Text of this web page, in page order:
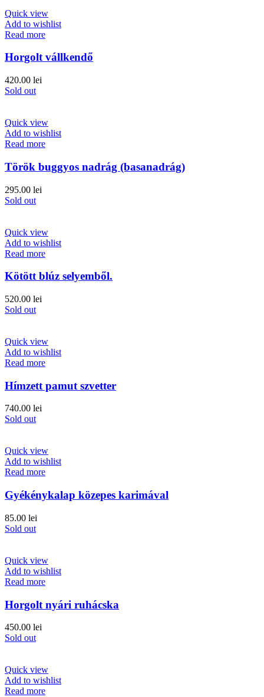
Quick view
Add to wishlist
Read more
Horgolt vállkendő
420.00 lei
Sold out
Quick view
Add to wishlist
Read more
Török buggyos nadrág (basanadrág)
295.00 lei
Sold out
Quick view
Add to wishlist
Read more
Kötött blúz selyemből.
520.00 lei
Sold out
Quick view
Add to wishlist
Read more
Hímzett pamut szvetter
740.00 lei
Sold out
Quick view
Add to wishlist
Read more
Gyékénykalap közepes karimával
85.00 lei
Sold out
Quick view
Add to wishlist
Read more
Horgolt nyári ruhácska
450.00 lei
Sold out
Quick view
Add to wishlist
Read more